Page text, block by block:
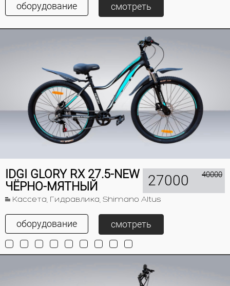
оборудование смотреть
IDGI GLORY RX 27.5-NEW
ЧЁРНО-МЯТНЫЙ
Кассета, Гидравлика, Shimano Altus
27000 40000
оборудование смотреть